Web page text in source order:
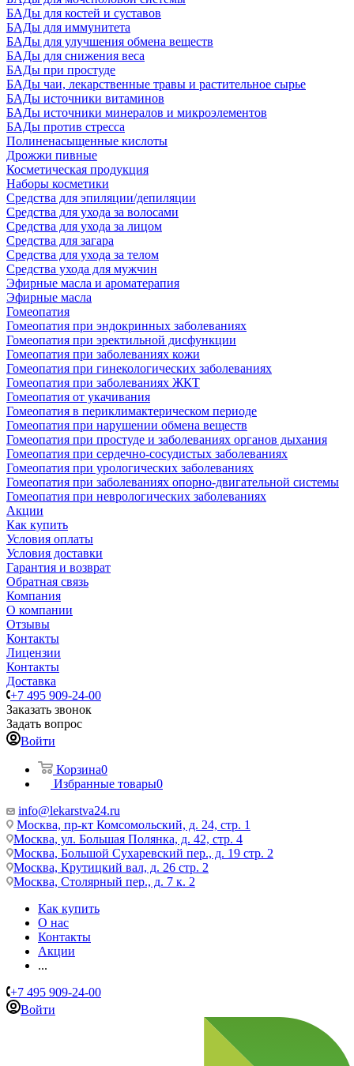
БАДы для костей и суставов
БАДы для иммунитета
БАДы для улучшения обмена веществ
БАДы для снижения веса
БАДы при простуде
БАДы чаи, лекарственные травы и растительное сырье
БАДы источники витаминов
БАДы источники минералов и микроэлементов
БАДы против стресса
Полиненасыщенные кислоты
Дрожжи пивные
Косметическая продукция
Наборы косметики
Средства для эпиляции/депиляции
Средства для ухода за волосами
Средства для ухода за лицом
Средства для загара
Средства для ухода за телом
Средства ухода для мужчин
Эфирные масла и ароматерапия
Эфирные масла
Гомеопатия
Гомеопатия при эндокринных заболеваниях
Гомеопатия при эректильной дисфункции
Гомеопатия при заболеваниях кожи
Гомеопатия при гинекологических заболеваниях
Гомеопатия при заболеваниях ЖКТ
Гомеопатия от укачивания
Гомеопатия в периклимактерическом периоде
Гомеопатия при нарушении обмена веществ
Гомеопатия при простуде и заболеваниях органов дыхания
Гомеопатия при сердечно-сосудистых заболеваниях
Гомеопатия при урологических заболеваниях
Гомеопатия при заболеваниях опорно-двигательной системы
Гомеопатия при неврологических заболеваниях
Акции
Как купить
Условия оплаты
Условия доставки
Гарантия и возврат
Обратная связь
Компания
О компании
Отзывы
Контакты
Лицензии
Контакты
Доставка
+7 495 909-24-00
Заказать звонок
Задать вопрос
Войти
Корзина0
Избранные товары0
info@lekarstva24.ru
Москва, пр-кт Комсомольский, д. 24, стр. 1
Москва, ул. Большая Полянка, д. 42, стр. 4
Москва, Большой Сухаревский пер., д. 19 стр. 2
Москва, Крутицкий вал, д. 26 стр. 2
Москва, Столярный пер., д. 7 к. 2
Как купить
О нас
Контакты
Акции
...
+7 495 909-24-00
Войти